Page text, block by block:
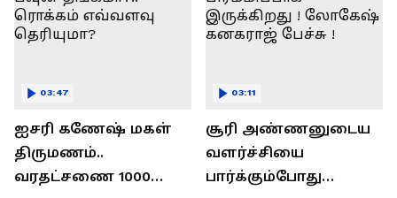
ஐசரி கணேஷ் மகள்
திருமணம்..
வரதட்சணை 1000
03:47
சூரி அண்ணனுடைய
வளர்ச்சியை
பார்க்கும்போது
03:11